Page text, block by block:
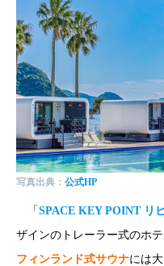
写真出典： 公式HP
「 SPACE KEY POINT リ
ザインのトレーラー式のホ
フィンランド式サウナには